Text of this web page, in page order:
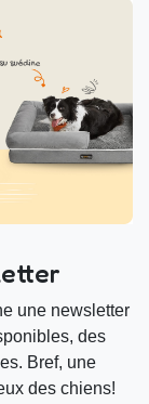
une newsletter
des
Bref, une
des chiens!